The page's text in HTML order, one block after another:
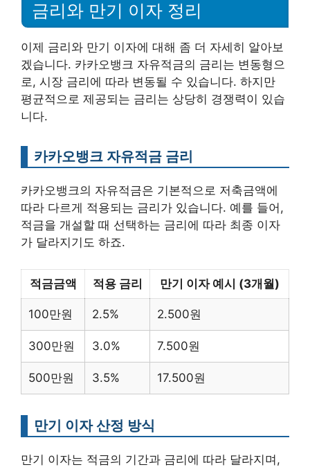
금리와 만기 이자 정리
이제 금리와 만기 이자에 대해 좀 더 자세히 알아보
겠습니다. 카카오뱅크 자유적금의 금리는 변동형으
로, 시장 금리에 따라 변동될 수 있습니다. 하지만
평균적으로 제공되는 금리는 상당히 경쟁력이 있습
니다.
카카오뱅크 자유적금 금리
카카오뱅크의 자유적금은 기본적으로 저축금액에
따라 다르게 적용되는 금리가 있습니다. 예를 들어,
적금을 개설할 때 선택하는 금리에 따라 최종 이자
가 달라지기도 하죠.
적금금액 적용 금리 만기 이자 예시 (3개월)
100만원 2.5% 2.500원
300만원 3.0% 7.500원
500만원 3.5% 17.500원
만기 이자 산정 방식
만기 이자는 적금의 기간과 금리에 따라 달라지며,